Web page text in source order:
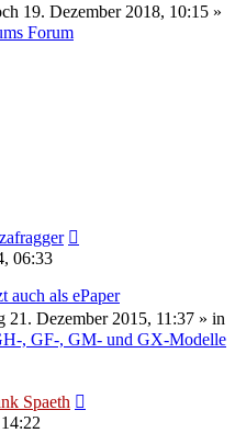
19. Dezember 2018, 10:15 »
Forum
06:33
als ePaper
21. Dezember 2015, 11:37 » in
, GF-, GM- und GX-Modelle
Spaeth